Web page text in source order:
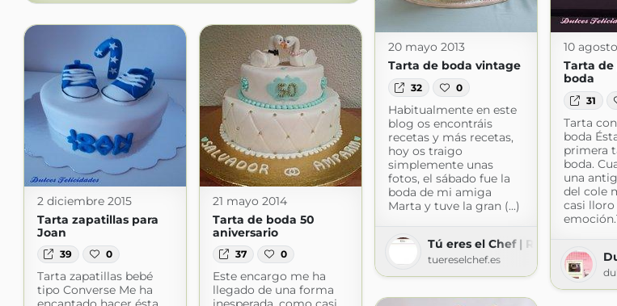
20 mayo 2013
Tarta de boda vintage
32 0
Habitualmente en este
blog os encontráis
recetas y más recetas,
hoy os traigo
simplemente unas
fotos, el sábado fue la
boda de mi amiga
Marta y tuve la gran (...)
Tú eres el Chef | Recetas de
tuereselchef.es
10
Tarta de
boda
31
Tarta
boda
primera
boda.
una
del cole
casi lloro
2 diciembre 2015
Tarta zapatillas para
Joan
39 0
Tarta zapatillas bebé
tipo Converse Me ha
21 mayo 2014
Tarta de boda 50
aniversario
37 0
Este encargo me ha
llegado de una forma